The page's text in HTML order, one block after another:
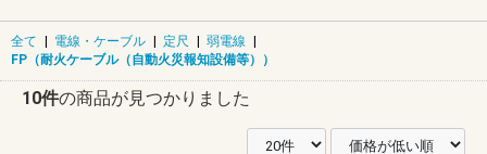
全て | 電線・ケーブル | 定尺 | 弱電線 |
FP（耐火ケーブル（自動火災報知設備等））
10件の商品が見つかりました